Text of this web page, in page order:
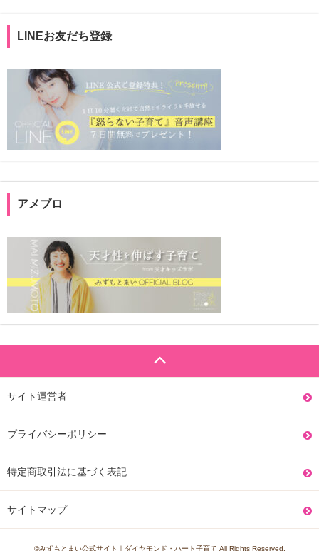
LINEお友だち登録
アメブロ
サイト運営者
プライバシーポリシー
特定商取引法に基づく表記
サイトマップ
©みずもとまい公式サイト｜ダイヤモンド・ハート子育て All Rights Reserved.